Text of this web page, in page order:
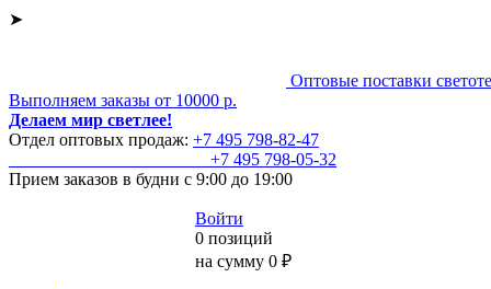
➤
Оптовые поставки
Выполняем заказы от 10000 р.
Делаем мир светлее!
Отдел оптовых продаж: +7 495 798-82-47
+7 495 798-05-32
Прием заказов в будни с 9:00 до 19:00
Войти
0 позиций
на сумму 0 ₽